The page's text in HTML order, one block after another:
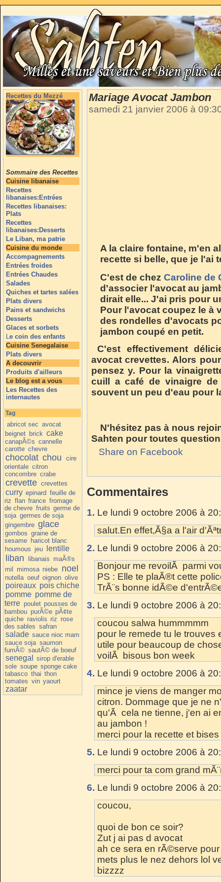
Recettes du Mezzé
Sommaire des Recettes
Cuisine libanaise
Recettes
libanaises:Entrées
Recettes libanaises:
Plats
Recettes
libanaises:Desserts
Le Liban, ma patrie
Cuisine du monde
Accompagnements
Entrées froides
Entrées Chaudes
Salades
Quiches et tartes salées
Plats divers
Pains et sandwichs
Desserts
Glaces et sorbets
Le coin des enfants
Cuisine Senegalaise
Plats divers
A decouvrir
Produits d'ailleurs
Le blog est a vous
Les Recettes des
internautes
Tag
abricot sec avocat
beignet brick cake
canapÃ©s cannelle
carotte chevre
chocolat chou
cire
orientale citron
concombre crabe
crevette crevettes
curry epinard feuille de
riz flan france fromage
de chevre fruits germe de
soja germes de soja
gingembre glace
gombos graine de
sesame haricot blanc
houmous jeu lentille
liban libanais maÃ®s
mil mimosa niebe noel
nutella oeuf oignon olive
poireaux pois chiche
pomme pomme de
terre poulet pousses de
bambou purÃ©e pÃ¢te
quiche raviolis riz rose
des sables safran
salade sauce nioc mam
sauce soja saumon
fumÃ© sautÃ© de boeuf
senegal
sirop d'erable
sole soupe sponge cake
tabasco thai thon
tomates vin yaourt
zaatar
Mariage Avocat Jambon
samedi 21 janvier 2006 à
A la claire fontaine, m'en
recette si belle, que je l'ai
C'est de chezCaroline de
d'associer l'avocat au
dirait elle... J'ai pris pour
Pour l'avocat coupez le à
des rondelles d'avocats
jambon coupé en petit.
C'est effectivement
avocat crevettes. Alors
pensez y. Pour la
cuill a café de vinaigre
souvent un peu d'eau pour
N'hésitez pas à nous
Sahten pour toutes
Share on Facebook
Commentaires
1. Le lundi 9 octobre 2006 à
salut.En effet,Ã§a a l'air
2. Le lundi 9 octobre 2006 à
Bonjour me revoilÃ parmi
PS : Elle te plaÃ®t cette
TrÃ¨s bonne idÃ©e
3. Le lundi 9 octobre 2006 à
coucou salwa hummmmm
pour le remede tu le trouves
utile pour beaucoup de
voilÃ bisous bon week
4. Le lundi 9 octobre 2006 à
mince je viens de manger
citron. Dommage que je ne
qu'Ã cela ne tienne, j'en ai
au jambon !
merci pour la recette et bises
5. Le lundi 9 octobre 2006 à
merci pour ta com grand
6. Le lundi 9 octobre 2006 à
coucou,
quoi de bon ce soir?
Zut j ai pas d avocat
ah ce sera en rÃ©serve
mets plus le nez dehors lol
bizzzz